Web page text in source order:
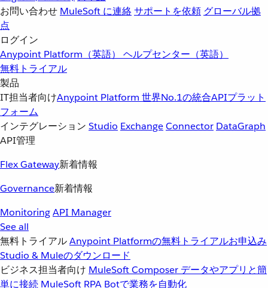
お問い合わせ MuleSoft に連絡サポートを依頼 グローバル拠
点
ログイン
Anypoint Platform（英語） ヘルプセンター（英語）
無料トライアル
製品
IT担当者向けAnypoint Platform 世界No.1の統合APIプラット
フォーム
インテグレーション Studio ExchangeConnector DataGraph
API管理
Flex Gateway新着情報
Governance新着情報
MonitoringAPI Manager
See all
無料トライアルAnypoint Platformの無料トライアルお申込み
Studio & Muleのダウンロード
ビジネス担当者向け MuleSoft Composer データやアプリと簡
単に接続 MuleSoft RPA Botで業務を自動化